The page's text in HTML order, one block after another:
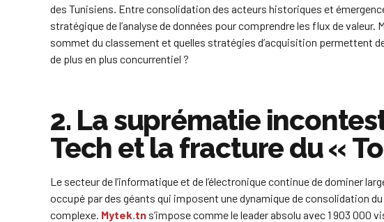
des Tunisiens. Entre consolidation des acteurs historiques et
stratégique de l’analyse de données pour comprendre les flux de
sommet du classement et quelles stratégies d’acquisition permettent
de plus en plus concurrentiel ?
2. La suprématie
Tech et la fracture du «
Le secteur de l’informatique et de l’électronique continue de dominer
occupé par des géants qui imposent une dynamique de consolidation
complexe. Mytek.tn s’impose comme le leader absolu avec 1 903 000